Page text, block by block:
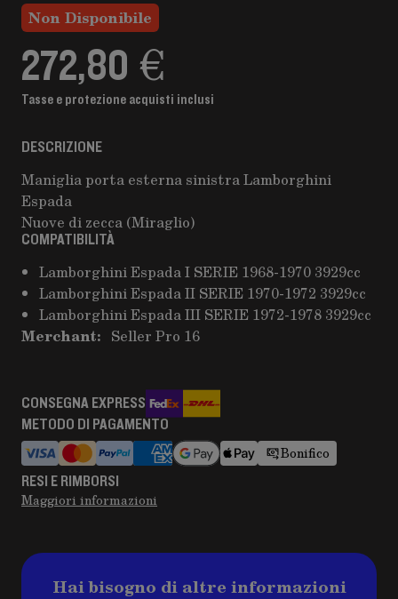
Non Disponibile
272,80 €
Tasse e protezione acquisti inclusi
DESCRIZIONE
Maniglia porta esterna sinistra Lamborghini
Espada
Nuove di zecca (Miraglio)
COMPATIBILITÀ
Lamborghini Espada I SERIE 1968-1970 3929cc
Lamborghini Espada II SERIE 1970-1972 3929cc
Lamborghini Espada III SERIE 1972-1978 3929cc
Merchant: Seller Pro 16
CONSEGNA EXPRESS
METODO DI PAGAMENTO
Bonifico
RESI E RIMBORSI
Maggiori informazioni
Hai bisogno di altre informazioni